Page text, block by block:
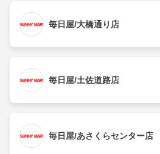
毎日屋/大橋通り店
毎日屋/土佐道路店
毎日屋/あさくらセンター店